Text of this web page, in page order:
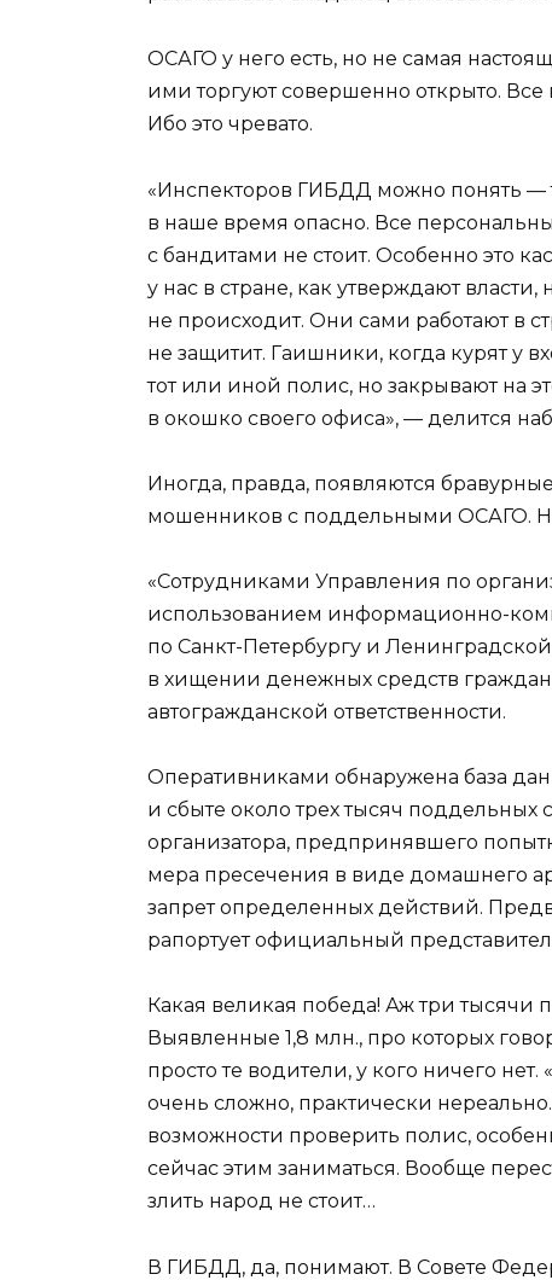
ОСАГО у него есть, но не самая
ими торгуют совершенно открыто. Все
Ибо это чревато.
«Инспекторов ГИБДД можно понять —
в наше время опасно. Все
с бандитами не стоит. Особенно это
у нас в стране, как утверждают
не происходит. Они сами работают в
не защитит. Гаишники, когда курят у
тот или иной полис, но закрывают на
в окошко своего офиса», — делится
Иногда, правда, появляются
мошенников с поддельными ОСАГО.
«Сотрудниками Управления по
использованием информационно-
по Санкт-Петербургу и
в хищении денежных средств граждан
автогражданской ответственности.
Оперативниками обнаружена база
и сбыте около трех тысяч поддельных
организатора, предпринявшего
мера пресечения в виде домашнего
запрет определенных действий.
рапортует официальный
Какая великая победа! Аж три тысячи
Выявленные 1,8 млн., про которых
просто те водители, у кого ничего
очень сложно, практически
возможности проверить полис,
сейчас этим заниматься. Вообще
злить народ не стоит…
В ГИБДД, да, понимают. В Совете